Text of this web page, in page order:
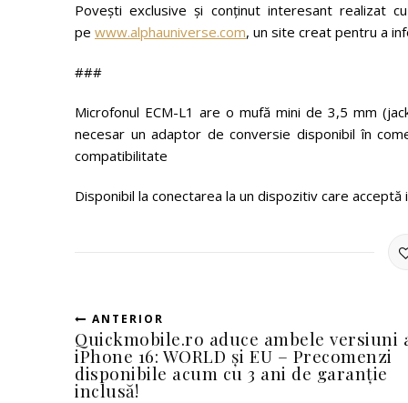
Povești exclusive și conținut interesant realizat
pe www.alphauniverse.com, un site creat pentru a
###
Microfonul ECM-L1 are o mufă mini de 3,5 mm
necesar un adaptor de conversie disponibil în
compatibilitate
Disponibil la conectarea la un dispozitiv care acceptă
ANTERIOR
Quickmobile.ro aduce ambele versiuni
iPhone 16: WORLD și EU – Precomenzi
disponibile acum cu 3 ani de garanție
inclusă!